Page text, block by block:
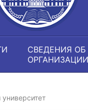
СВЕДЕНИЯ ОБ
ОРГАНИЗАЦИИ